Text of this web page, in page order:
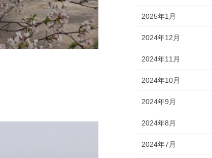
2025年1月
2024年12月
2024年11月
2024年10月
2024年9月
2024年8月
2024年7月